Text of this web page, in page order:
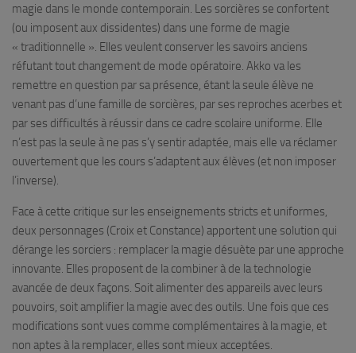
magie dans le monde contemporain. Les sorcières se confortent
(ou imposent aux dissidentes) dans une forme de magie
« traditionnelle ». Elles veulent conserver les savoirs anciens
réfutant tout changement de mode opératoire. Akko va les
remettre en question par sa présence, étant la seule élève ne
venant pas d’une famille de sorcières, par ses reproches acerbes et
par ses difficultés à réussir dans ce cadre scolaire uniforme. Elle
n’est pas la seule à ne pas s’y sentir adaptée, mais elle va réclamer
ouvertement que les cours s’adaptent aux élèves (et non imposer
l’inverse).
Face à cette critique sur les enseignements stricts et uniformes,
deux personnages (Croix et Constance) apportent une solution qui
dérange les sorciers : remplacer la magie désuète par une approche
innovante. Elles proposent de la combiner à de la technologie
avancée de deux façons. Soit alimenter des appareils avec leurs
pouvoirs, soit amplifier la magie avec des outils. Une fois que ces
modifications sont vues comme complémentaires à la magie, et
non aptes à la remplacer, elles sont mieux acceptées.